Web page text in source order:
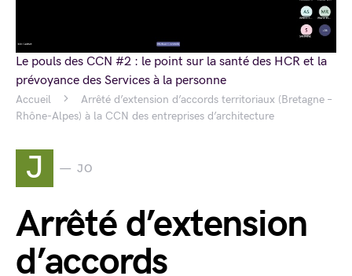
Accueil
Arrêté d’extension d’accords territoriaux (Bretagne –
Rhône-Alpes) à la CCN des entreprises d’architecture
J JO
Arrêté d’extension
d’accords
Le pouls des CCN #2 : le point sur la santé des HCR et la
prévoyance des Services à la personne